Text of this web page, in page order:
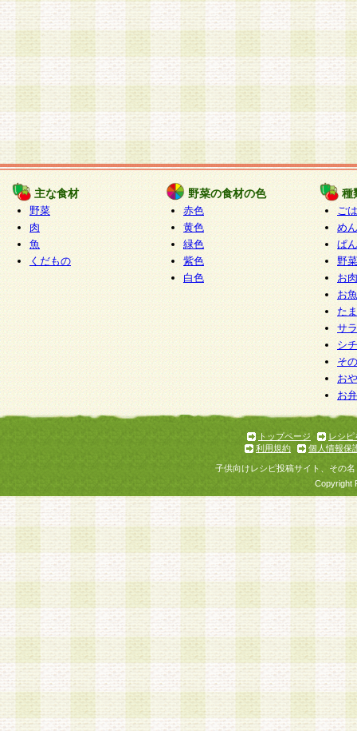
主な食材
野菜
肉
魚
くだもの
野菜の食材の色
赤色
黄色
緑色
紫色
白色
種
ご
めん
ぱん
野
お
お
た
サ
シ
そ
お
お
トップページ
レシピ
利用規約
個人情報保
子供向けレシピ投稿サイト、その
Copyright